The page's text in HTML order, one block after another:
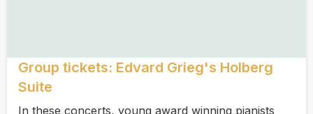
Group tickets: Edvard Grieg's Holberg
Suite
In these concerts, young award winning pianists